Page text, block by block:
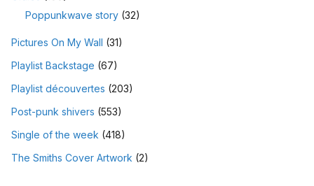
Poppunkwave story (32)
Pictures On My Wall (31)
Playlist Backstage (67)
Playlist découvertes (203)
Post-punk shivers (553)
Single of the week (418)
The Smiths Cover Artwork (2)